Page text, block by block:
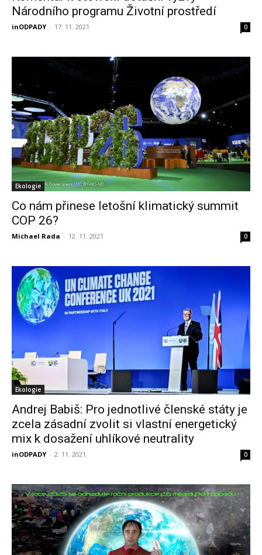
Národního programu Životní prostředí
inODPADY - 17. 11. 2021 0
Ekologie
Co nám přinese letošní klimatický summit
COP 26?
Michael Rada - 12. 11. 2021 0
Ekologie
Andrej Babiš: Pro jednotlivé členské státy je
zcela zásadní zvolit si vlastní energetický
mix k dosažení uhlíkové neutrality
inODPADY - 2. 11. 2021 0